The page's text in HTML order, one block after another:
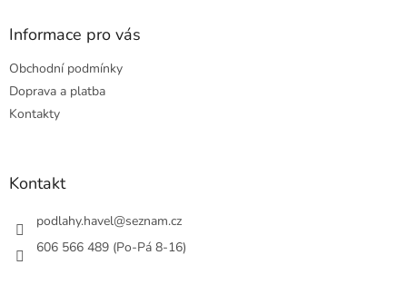
Informace pro vás
Obchodní podmínky
Doprava a platba
Kontakty
Kontakt
podlahy.havel@seznam.cz
606 566 489 (Po-Pá 8-16)